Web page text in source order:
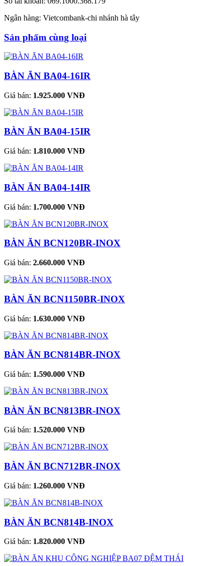
Ngân hàng: Vietcombank-chi nhánh hà tây
Sản phẩm cùng loại
BÀN ĂN BA04-16IR
Giá bán: 1.925.000 VNĐ
BÀN ĂN BA04-15IR
Giá bán: 1.810.000 VNĐ
BÀN ĂN BA04-14IR
Giá bán: 1.700.000 VNĐ
BÀN ĂN BCN120BR-INOX
Giá bán: 2.660.000 VNĐ
BÀN ĂN BCN1150BR-INOX
Giá bán: 1.630.000 VNĐ
BÀN ĂN BCN814BR-INOX
Giá bán: 1.590.000 VNĐ
BÀN ĂN BCN813BR-INOX
Giá bán: 1.520.000 VNĐ
BÀN ĂN BCN712BR-INOX
Giá bán: 1.260.000 VNĐ
BÀN ĂN BCN814B-INOX
Giá bán: 1.820.000 VNĐ